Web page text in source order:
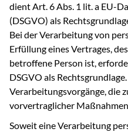
dient Art. 6 Abs. 1 lit. a EU-
(DSGVO) als
Bei der Verarbeitung von
Erfüllung eines Vertrages,
betroffene Person ist,
DSGVO als
Verarbeitungsvorgänge, die
vorvertraglicher
Soweit eine Verarbeitung